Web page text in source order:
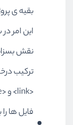
بقیه ی
این امر
نقش
فایل ها